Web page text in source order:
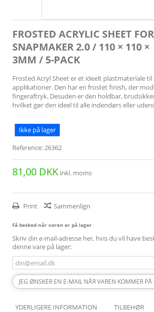
FROSTED ACRYLIC SHEET FOR
SNAPMAKER 2.0 / 110 × 110 ×
3MM / 5-PACK
Frosted Acryl Sheet er et ideelt plastmateriale til
applikationer. Den har en frostet finish, der
fingeraftryk. Desuden er den holdbar,
hvilket gør den ideel til alle indendørs eller
Ikke på lager
Reference:26362
81,00 DKK inkl. moms
Print Sammenlign
Få besked når varen er på lager
Skriv din e-mail-adresse her, hvis du vil have
denne vare på lager:
JEG ØNSKER EN E-MAIL NÅR VAREN KOMMER PÅ
YDERLIGERE INFORMATION
TILBEHØR